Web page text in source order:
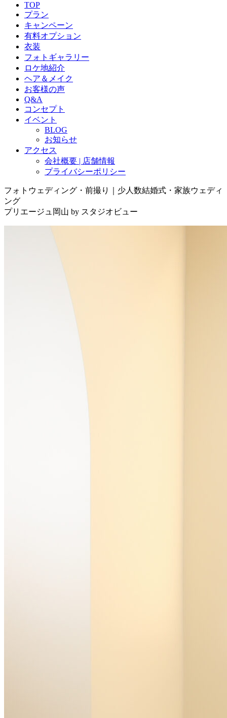
TOP
プラン
キャンペーン
有料オプション
衣装
フォトギャラリー
ロケ地紹介
ヘア＆メイク
お客様の声
Q&A
コンセプト
イベント
BLOG
お知らせ
アクセス
会社概要 | 店舗情報
プライバシーポリシー
フォトウェディング・前撮り｜少人数結婚式・家族ウェディ
ング
プリエージュ岡山 by スタジオビュー